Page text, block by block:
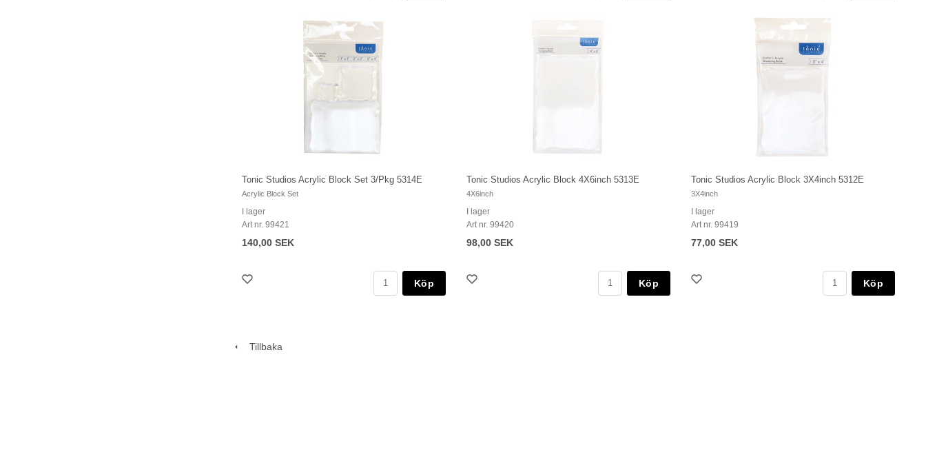
Tonic Studios Acrylic Block Set 3/Pkg 5314E
Acrylic Block Set
I lager
Art nr. 99421
140,00 SEK
Köp
Tonic Studios Acrylic Block 4X6inch 5313E
4X6inch
I lager
Art nr. 99420
98,00 SEK
Köp
Tonic Studios Acrylic Block 3X4inch 5312E
3X4inch
I lager
Art nr. 99419
77,00 SEK
Köp
Tillbaka